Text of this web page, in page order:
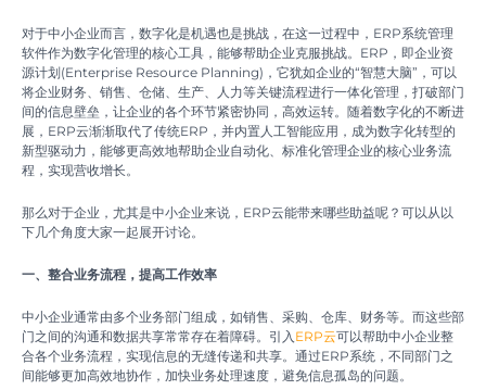
对于中小企业而言，数字化是机遇也是挑战，在这一过程中，ERP系统管理
软件作为数字化管理的核心工具，能够帮助企业克服挑战。ERP，即企业资
源计划(Enterprise Resource Planning)，它犹如企业的“智慧大脑”，可以
将企业财务、销售、仓储、生产、人力等关键流程进行一体化管理，打破部门
间的信息壁垒，让企业的各个环节紧密协同，高效运转。随着数字化的不断进
展，ERP云渐渐取代了传统ERP，并内置人工智能应用，成为数字化转型的
新型驱动力，能够更高效地帮助企业自动化、标准化管理企业的核心业务流
程，实现营收增长。
那么对于企业，尤其是中小企业来说，ERP云能带来哪些助益呢？可以从以
下几个角度大家一起展开讨论。
一、整合业务流程，提高工作效率
中小企业通常由多个业务部门组成，如销售、采购、仓库、财务等。而这些部
门之间的沟通和数据共享常常存在着障碍。引入 ERP云可以帮助中小企业整
合各个业务流程，实现信息的无缝传递和共享。通过ERP系统，不同部门之
间能够更加高效地协作，加快业务处理速度，避免信息孤岛的问题。